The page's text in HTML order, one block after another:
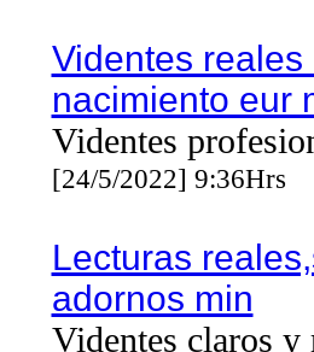
Videntes reales
nacimiento eur
Videntes
[24/5/2022] 9:36Hrs
Lecturas
adornos min
Videntes claros y